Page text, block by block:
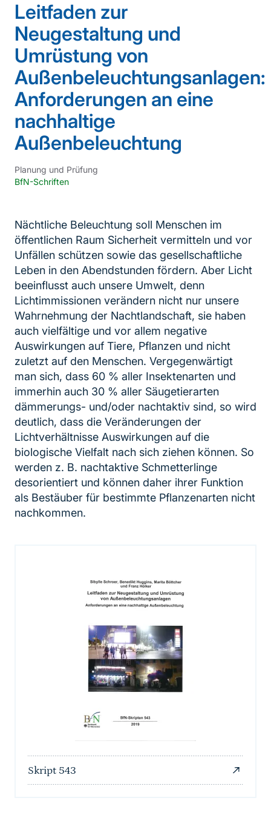
Leitfaden zur
Neugestaltung und
Umrüstung von
Außenbeleuchtungsanlagen:
Anforderungen an eine
nachhaltige
Außenbeleuchtung
Planung und Prüfung
BfN-Schriften
Nächtliche Beleuchtung soll Menschen im
öffentlichen Raum Sicherheit vermitteln und vor
Unfällen schützen sowie das gesellschaftliche
Leben in den Abendstunden fördern. Aber Licht
beeinflusst auch unsere Umwelt, denn
Lichtimmissionen verändern nicht nur unsere
Wahrnehmung der Nachtlandschaft, sie haben
auch vielfältige und vor allem negative
Auswirkungen auf Tiere, Pflanzen und nicht
zuletzt auf den Menschen. Vergegenwärtigt
man sich, dass 60 % aller Insektenarten und
immerhin auch 30 % aller Säugetierarten
dämmerungs- und/oder nachtaktiv sind, so wird
deutlich, dass die Veränderungen der
Lichtverhältnisse Auswirkungen auf die
biologische Vielfalt nach sich ziehen können. So
werden z. B. nachtaktive Schmetterlinge
desorientiert und können daher ihrer Funktion
als Bestäuber für bestimmte Pflanzenarten nicht
nachkommen.
Skript 543